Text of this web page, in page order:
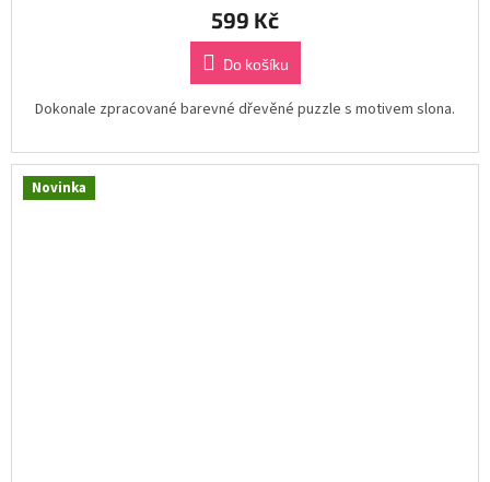
599 Kč
Do košíku
Dokonale zpracované barevné dřevěné puzzle s motivem slona.
Novinka